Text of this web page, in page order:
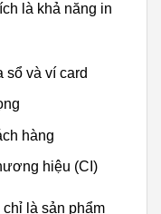
là khả năng in
sổ và ví card
hàng
hiệu (CI)
là sản phẩm